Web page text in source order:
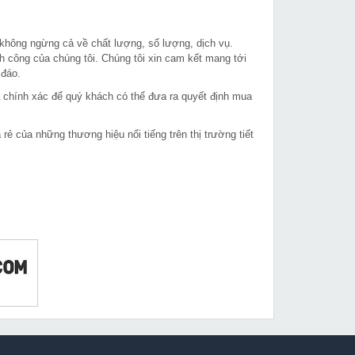
ngừng cả về chất lượng, số lượng, dịch vụ.
của chúng tôi. Chúng tôi xin cam kết mang tới
xác để quý khách có thể đưa ra quyết định mua
của những thương hiệu nổi tiếng trên thị trường tiết